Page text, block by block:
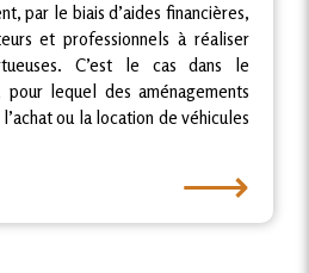
par le biais d’aides financières,
et professionnels à réaliser
C’est le cas dans le
lequel des aménagements
ou la location de véhicules
⟶